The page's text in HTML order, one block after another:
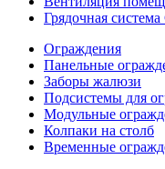
Грядочная
Ограждения
Панельные
Заборы жалюзи
Подсистемы для
Модульные
Колпаки на столб
Временные